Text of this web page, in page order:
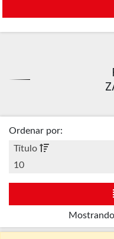
Mostrando
Ordenar por:
Título
10